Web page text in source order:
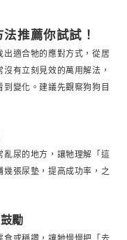
推薦你試試！
出適合牠的應對方式，從居
有立刻見效的萬用解法，
變化。建議先觀察狗狗目
尿的地方，讓牠理解「這
幾張尿墊，提高成功率，之
勵